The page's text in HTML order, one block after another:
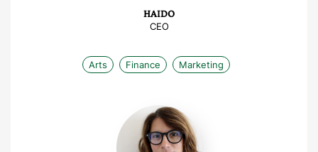
HAIDO
CEO
Arts Finance Marketing
Marta
Arniani